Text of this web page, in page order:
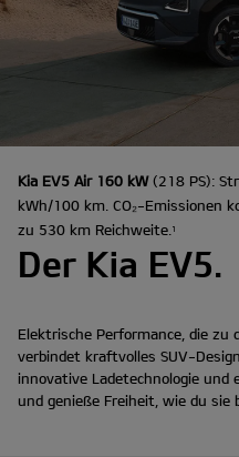
Kia EV5 Air 160 kW(218 PS):
kWh/100 km. CO₂-Emissionen
zu 530 km Reichweite. 1
Der Kia EV5.
Elektrische Performance, die zu
verbindet kraftvolles SUV-
innovative Ladetechnologie und
und genieße Freiheit, wie du sie